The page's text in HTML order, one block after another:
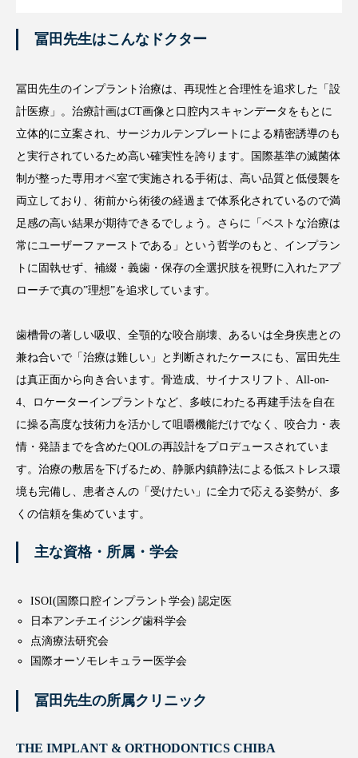
冨田先生はこんなドクター
冨田先生のインプラント治療は、再現性と合理性を追求した「設
計医療」。治療計画はCT画像と口腔内スキャンデータをもとに
立体的に立案され、サージカルテンプレートによる精密誘導のも
と実行されているため高い確実性を誇ります。国際基準の滅菌体
制が整った専用オペ室で実施される手術は、高い品質と低侵襲を
両立しており、術前から術後の経過まで体系化されているので満
足感の高い結果が期待できるでしょう。さらに「ベストな治療は
常にユーザーファーストである」という哲学のもと、インプラン
トに固執せず、補綴・義歯・保存の全選択肢を視野に入れたアプ
ローチで真の”理想”を追求しています。
歯槽骨の著しい吸収、全顎的な咬合崩壊、あるいは全身疾患との
兼ね合いで「治療は難しい」と判断されたケースにも、冨田先生
は真正面から向き合います。骨造成、サイナスリフト、All-on-
4、ロケーターインプラントなど、多岐にわたる再建手法を自在
に操る高度な技術力を活かして咀嚼機能だけでなく、咬合力・表
情・発語までを含めたQOLの再設計をプロデュースされていま
す。治療の敷居を下げるため、静脈内鎮静法による低ストレス環
境も完備し、患者さんの「受けたい」に全力で応える姿勢が、多
くの信頼を集めています。
主な資格・所属・学会
ISOI(国際口腔インプラント学会) 認定医
日本アンチエイジング歯科学会
点滴療法研究会
国際オーソモレキュラー医学会
冨田先生の所属クリニック
THE IMPLANT & ORTHODONTICS CHIBA